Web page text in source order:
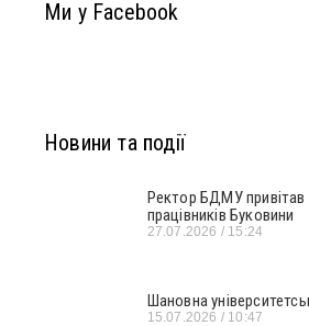
Ми у Facebook
Новини та події
Ректор БДМУ
працівників Буковини
27.07.2026 15:24
Шановна
15.07.2026 10:47